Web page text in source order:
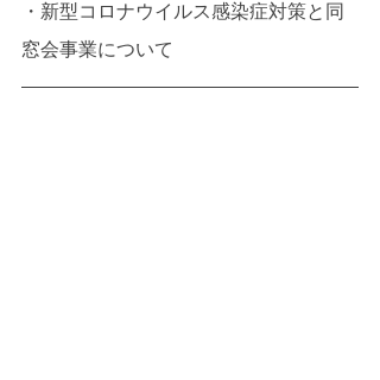
・新型コロナウイルス感染症対策と同
窓会事業について